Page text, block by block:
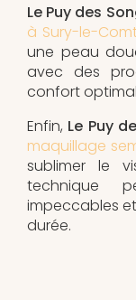
Le Puy des
à Sury-le-
une peau
avec des
confort
Enfin, Le Puy
maquillage
sublimer le
technique
impeccables
durée.